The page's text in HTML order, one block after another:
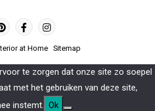
at Home Sitemap
te zorgen dat onze site zo soepel
met het gebruiken van deze site,
instemt. Ok